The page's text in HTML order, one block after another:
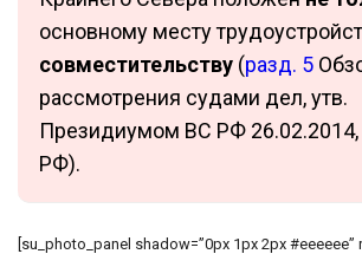
основному месту
совместительству (разд. 5
рассмотрения судами дел, утв.
Президиумом ВС РФ 26.02.2014,
РФ).
[su_photo_panel shadow=”0px 1px 2px #eeeeee”